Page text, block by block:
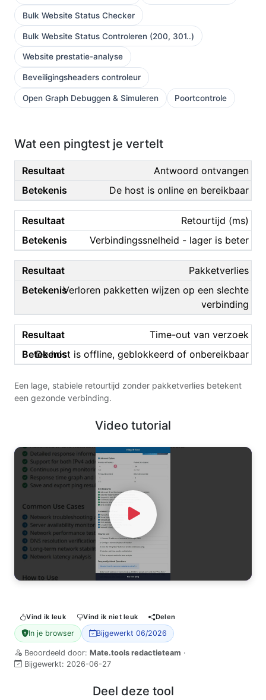
Bulk Website Status Checker
Bulk Website Status Controleren (200, 301..)
Website prestatie-analyse
Beveiligingsheaders controleur
Open Graph Debuggen & Simuleren Poortcontrole
Wat een pingtest je vertelt
Antwoord ontvangen
De host is online en bereikbaar
Retourtijd (ms)
Verbindingssnelheid - lager is beter
Pakketverlies
Verloren pakketten wijzen op een slechte
verbinding
Time-out van verzoek
De host is offline, geblokkeerd of onbereikbaar
Een lage, stabiele retourtijd zonder pakketverlies betekent
een gezonde verbinding.
Video tutorial
Watch Video
Vind ik leuk Vind ik niet leuk Delen
In je browser Bijgewerkt 06/2026
Beoordeeld door: Mate.tools redactieteam ·
Bijgewerkt: 2026-06-27
Deel deze tool